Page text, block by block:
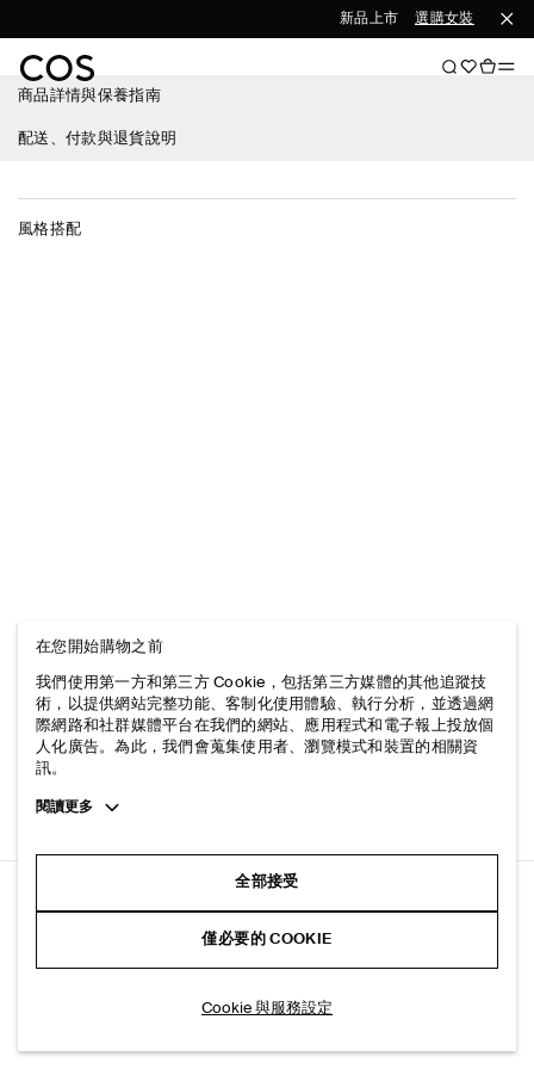
新品上市 選購女裝 選購
商品詳情與保養指南
配送、付款與退貨說明
風格搭配
選擇尺寸
在您開始購物之前
我們使用第一方和第三方 Cookie，包括第三方媒體的其他追蹤技
術，以提供網站完整功能、客制化使用體驗、執行分析，並透過網
際網路和社群媒體平台在我們的網站、應用程式和電子報上投放個
人化廣告。為此，我們會蒐集使用者、瀏覽模式和裝置的相關資
訊。
Toggle
閱讀更多
全部接受
僅必要的 COOKIE
Cookie 與服務設定